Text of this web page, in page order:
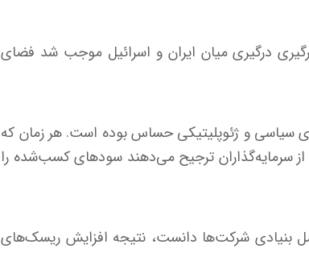
درگیری میان ایران و اسرائیل موجب شد فضای
سیاسی و ژئوپلیتیکی حساس بوده است. هر زمان که
سرمایه‌گذاران ترجیح می‌دهند سودهای کسب‌شده را
بنیادی شرکت‌ها دانست، نتیجه افزایش ریسک‌های